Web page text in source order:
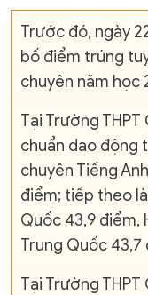
Trước đó, ngày
bố điểm trúng
chuyên năm học
Tại Trường
chuẩn dao động
chuyên Tiếng
điểm; tiếp theo
Quốc 43,9 điểm,
Trung Quốc 43,7
Tại Trường THPT